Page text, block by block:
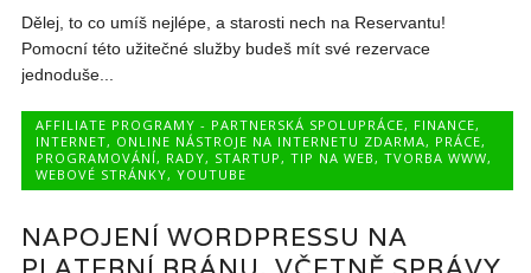
Dělej, to co umíš nejlépe, a starosti nech na Reservantu!
Pomocní této užitečné služby budeš mít své rezervace
jednoduše...
AFFILIATE PROGRAMY - PARTNERSKÁ SPOLUPRÁCE, FINANCE,
INTERNET, ONLINE NÁSTROJE NA INTERNETU ZDARMA, PRÁCE,
PROGRAMOVÁNÍ, RADY, STARTUP,TIP NA WEB,TVORBA WWW,
WEBOVÉ STRÁNKY,YOUTUBE
NAPOJENÍ WORDPRESSU NA